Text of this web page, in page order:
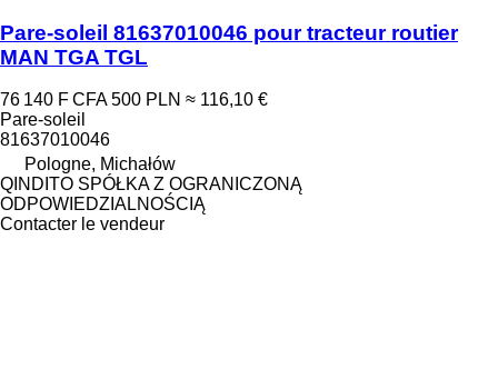
Pare-soleil 81637010046 pour tracteur routier
MAN TGA TGL
76 140 F CFA 500 PLN ≈ 116,10 €
Pare-soleil
81637010046
Pologne, Michałów
QINDITO SPÓŁKA Z OGRANICZONĄ
ODPOWIEDZIALNOŚCIĄ
Contacter le vendeur